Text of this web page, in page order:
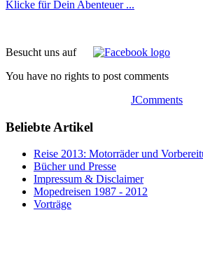
Klicke für Dein Abenteuer ...
Besucht uns auf
You have no rights to post comments
JComments
Beliebte Artikel
Reise 2013: Motorräder und
Bücher und Presse
Impressum & Disclaimer
Mopedreisen 1987 - 2012
Vorträge